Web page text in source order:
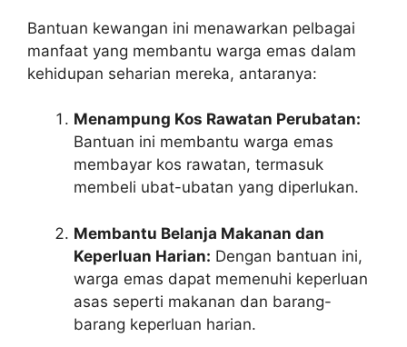
Bantuan kewangan ini menawarkan pelbagai
manfaat yang membantu warga emas dalam
kehidupan seharian mereka, antaranya:
Menampung Kos Rawatan Perubatan:
Bantuan ini membantu warga emas
membayar kos rawatan, termasuk
membeli ubat-ubatan yang diperlukan.
Membantu Belanja Makanan dan
Keperluan Harian: Dengan bantuan ini,
warga emas dapat memenuhi keperluan
asas seperti makanan dan barang-
barang keperluan harian.